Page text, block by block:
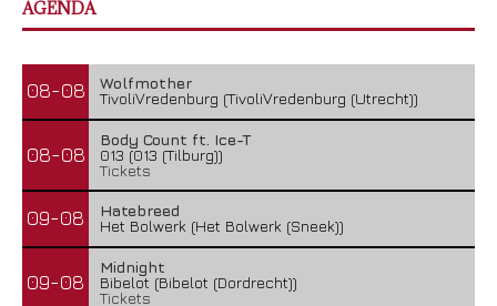
AGENDA
08-08
Wolfmother
TivoliVredenburg (TivoliVredenburg (Utrecht))
08-08
Body Count ft. Ice-T
013 (013 (Tilburg))
Tickets
09-08
Hatebreed
Het Bolwerk (Het Bolwerk (Sneek))
09-08
Midnight
Bibelot (Bibelot (Dordrecht))
Tickets